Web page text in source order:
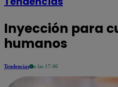
Inyección para
humanos
Tendencias a las 17:46